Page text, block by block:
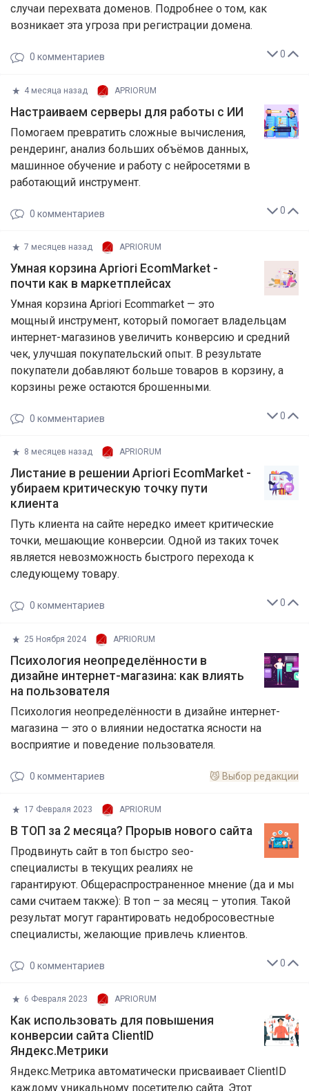
случаи перехвата доменов. Подробнее о том, как
возникает эта угроза при регистрации домена.
0
0 комментариев
4 месяца назад APRIORUM
Настраиваем серверы для работы с ИИ
Помогаем превратить сложные вычисления,
рендеринг, анализ больших объёмов данных,
машинное обучение и работу с нейросетями в
работающий инструмент.
0
0 комментариев
7 месяцев назад APRIORUM
Умная корзина Apriori EcomMarket -
почти как в маркетплейсах
Умная корзина Apriori Ecommarket — это
мощный инструмент, который помогает владельцам
интернет-магазинов увеличить конверсию и средний
чек, улучшая покупательский опыт. В результате
покупатели добавляют больше товаров в корзину, а
корзины реже остаются брошенными.
0
0 комментариев
8 месяцев назад APRIORUM
Листание в решении Apriori EcomMarket -
убираем критическую точку пути
клиента
Путь клиента на сайте нередко имеет критические
точки, мешающие конверсии. Одной из таких точек
является невозможность быстрого перехода к
следующему товару.
0
0 комментариев
25 Ноября 2024 APRIORUM
Психология неопределённости в
дизайне интернет-магазина: как влиять
на пользователя
Психология неопределённости в дизайне интернет-
магазина — это о влиянии недостатка ясности на
восприятие и поведение пользователя.
😼 Выбор редакции
0 комментариев
17 Февраля 2023 APRIORUM
В ТОП за 2 месяца? Прорыв нового сайта
Продвинуть сайт в топ быстро seo-
специалисты в текущих реалиях не
гарантируют. Общераспространенное мнение (да и мы
сами считаем также): В топ – за месяц – утопия. Такой
результат могут гарантировать недобросовестные
специалисты, желающие привлечь клиентов.
0
0 комментариев
6 Февраля 2023 APRIORUM
Как использовать для повышения
конверсии сайта ClientID
Яндекс.Метрики
Яндекс.Метрика автоматически присваивает ClientID
каждому уникальному посетителю сайта. Этот